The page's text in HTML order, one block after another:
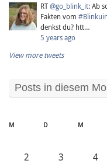
RT@go_blink_it: Ab
Fakten vom #Blinkuin
denkst du? htt…
5 years ago
View more tweets
Posts in diesem
M D M
2 3 4